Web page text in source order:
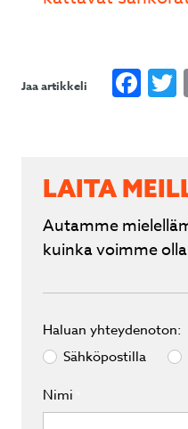
Jaa artikkeli
LAITA
Autamme
kuinka voimme
Haluan yhteydenoton:
Sähköpostilla
Nimi